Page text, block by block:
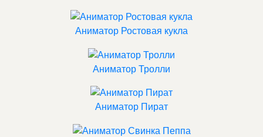
Аниматор Ростовая кукла
Аниматор Тролли
Аниматор Пират